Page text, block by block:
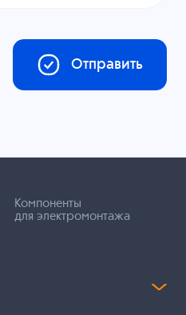
Отправить
Компоненты
для электромонтажа